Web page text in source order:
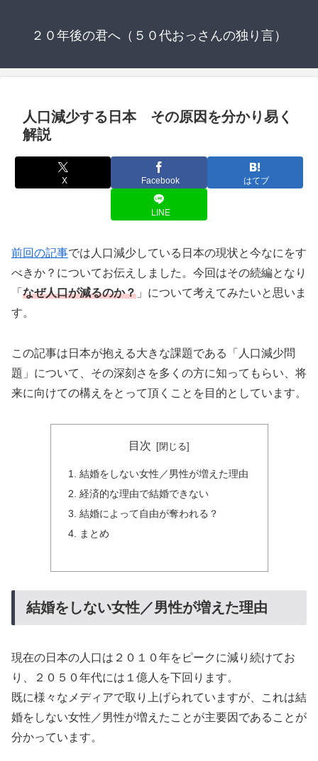
２０年後の君へ（５０代おっさんの独り言）
人口減少する日本 その原因を分かり易く
解説
X Facebook はてブ
LINE
前回の記事では人口減少している日本の現状と今なにをす
べきか？についてお伝えしました。今回はその続編となり
「 なぜ人口が減るのか？ 」について考えてみたいと思いま
す。
この記事は日本が抱える大きな課題である「人口減少問
題」について、その深刻さを多くの方に知ってもらい、将
来に向けての構えをとって頂くことを目的としています。
目次
結婚をしない女性／男性が増えた理由
経済的な理由で結婚できない
結婚によって自由が奪われる？
まとめ
結婚をしない女性／男性が増えた理由
現在の日本の人口は２０１０年をピークに減り続けてお
り、２０５０年代には１億人を下回ります。
既に様々なメディアで取り上げられていますが、これは結
婚をしない女性／男性が増えたことが主要因であることが
分かっています。